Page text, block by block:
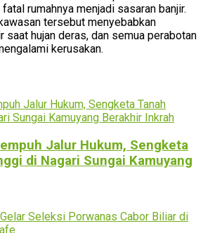
rumahnya menjadi sasaran banjir.
tersebut menyebabkan
saat hujan deras, dan semua perabotan
kerusakan.
Jalur Hukum, Sengketa
di Nagari Sungai Kamuyang